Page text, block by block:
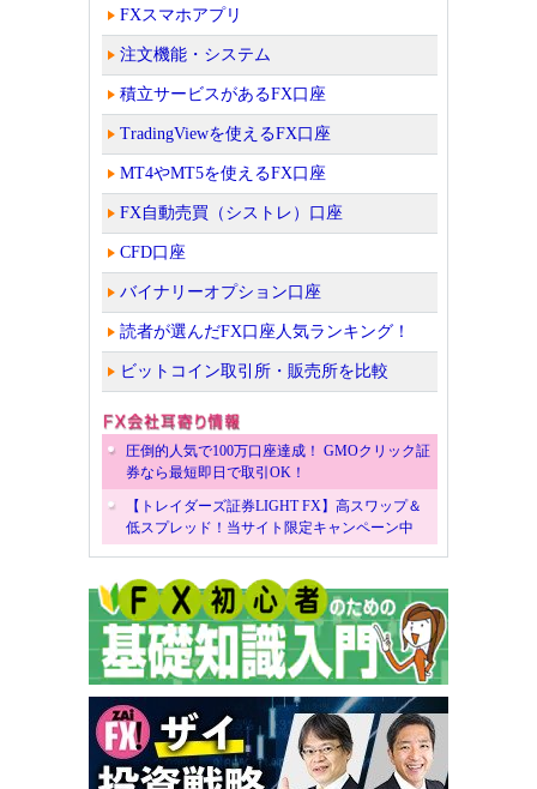
FXスマホアプリ
注文機能・システム
積立サービスがあるFX口座
TradingViewを使えるFX口座
MT4やMT5を使えるFX口座
FX自動売買（シストレ）口座
CFD口座
バイナリーオプション口座
読者が選んだFX口座人気ランキング！
ビットコイン取引所・販売所を比較
圧倒的人気で100万口座達成！ GMOクリック証
券なら最短即日で取引OK！
【トレイダーズ証券LIGHT FX】高スワップ＆
低スプレッド！当サイト限定キャンペーン中